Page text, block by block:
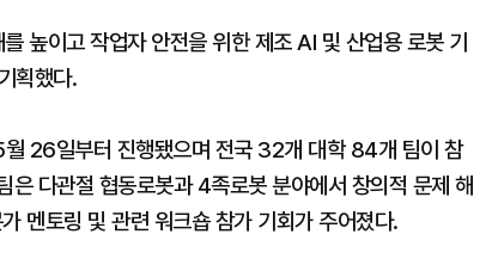
높이고 작업자 안전을 위한 제조 AI 및 산업용 로봇 기
획했다.
월 26일부터 진행됐으며 전국 32개 대학 84개 팀이 참
다관절 협동로봇과 4족로봇 분야에서 창의적 문제 해
멘토링 및 관련 워크숍 참가 기회가 주어졌다.